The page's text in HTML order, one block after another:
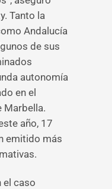
Tanto la
Andalucía
de sus
autonomía
en el
Marbella.
año, 17
emitido más
el caso